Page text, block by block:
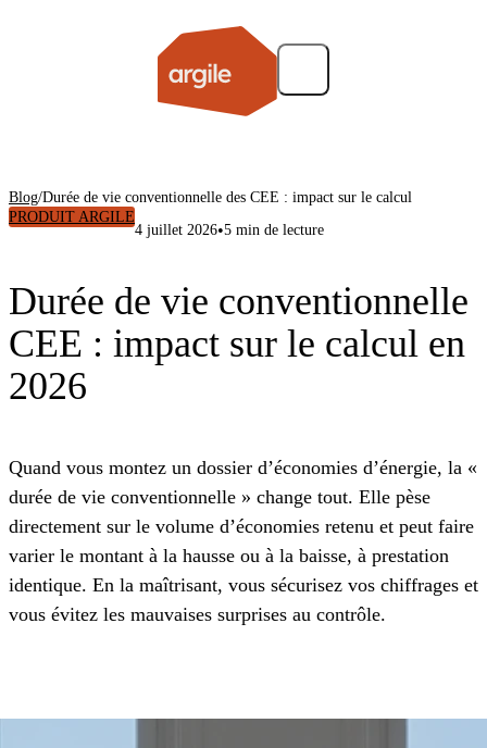
Blog/Durée de vie conventionnelle des CEE : impact sur le calcul
PRODUIT ARGILE
4 juillet 2026•5 min de lecture
Durée de vie conventionnelle
CEE : impact sur le calcul en
2026
Quand vous montez un dossier d’économies d’énergie, la «
durée de vie conventionnelle » change tout. Elle pèse
directement sur le volume d’économies retenu et peut faire
varier le montant à la hausse ou à la baisse, à prestation
identique. En la maîtrisant, vous sécurisez vos chiffrages et
vous évitez les mauvaises surprises au contrôle.